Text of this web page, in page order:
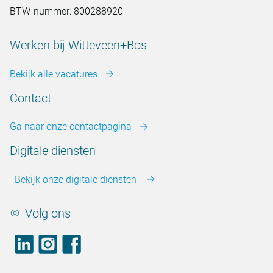
BTW-nummer: 800288920
Werken bij Witteveen+Bos
Bekijk alle vacatures
Contact
Ga naar onze contactpagina
Digitale diensten
Bekijk onze digitale diensten
Volg ons
LinkedInfooter.instagram